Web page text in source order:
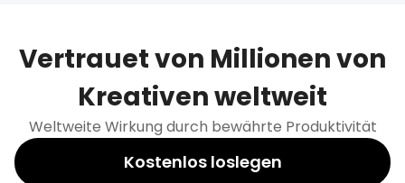
Vertrauet von Millionen von
Kreativen weltweit
Weltweite Wirkung durch bewährte Produktivität
Kostenlos loslegen